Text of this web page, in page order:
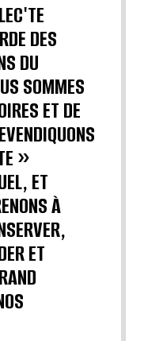
DES
DU
SOMMES
ET DE
»
ET
À
ET